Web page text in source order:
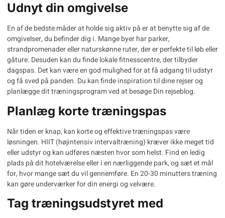
Udnyt din omgivelse
En af de bedste måder at holde sig aktiv på er at benytte sig af de
omgivelser, du befinder dig i. Mange byer har parker,
strandpromenader eller naturskønne ruter, der er perfekte til løb eller
gåture. Desuden kan du finde lokale fitnesscentre, der tilbyder
dagspas. Det kan være en god mulighed for at få adgang til udstyr
og få sved på panden. Du kan finde inspiration til dine rejser og
planlægge dit træningsprogram ved at besøgeDin rejseblog.
Planlæg korte træningspas
Når tiden er knap, kan korte og effektive træningspas være
løsningen. HIIT (højintensiv intervaltræning) kræver ikke meget tid
eller udstyr og kan udføres næsten hvor som helst. Find en ledig
plads på dit hotelværelse eller i en nærliggende park, og sæt et mål
for, hvor mange sæt du vil gennemføre. En 20-30 minutters træning
kan gøre underværker for din energi og velvære.
Tag træningsudstyret med